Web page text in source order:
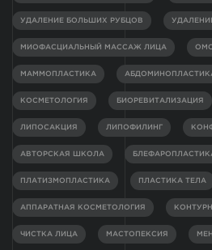
УДАЛЕНИЕ БОЛЬШИХ РУБЦОВ
МИОФАСЦИАЛЬНЫЙ МАССАЖ ЛИЦА
МАММОПЛАСТИКА
КОСМЕТОЛОГИЯ БИОРЕВИТАЛИЗАЦИЯ
ЛИПОСАКЦИЯ ЛИПОФИЛИНГ
АВТОРСКАЯ ШКОЛА
ПЛАТИЗМОПЛАСТИКА ПЛАСТИКА ТЕЛА
АППАРАТНАЯ КОСМЕТОЛОГИЯ
ЧИСТКА ЛИЦА МАСТОПЕКСИЯ